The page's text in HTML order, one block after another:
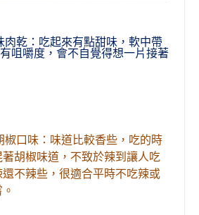
肉乾：吃起來有點甜味 ， 軟中帶
有咀嚼度， 會不自覺得想一片接著
椒口味 ：味道比較香些 ， 吃的時
著胡椒味道 ， 不致於辣到讓人吃
還不辣些 ， 很適合平時不吃辣或